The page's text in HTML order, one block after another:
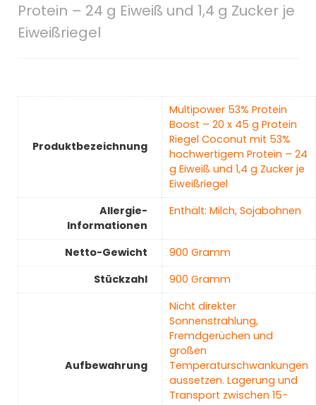
Protein – 24 g Eiweiß und 1,4 g Zucker je
Eiweißriegel
Produktbezeichnung
‎Multipower 53% Protein
Boost – 20 x 45 g Protein
Riegel Coconut mit 53%
hochwertigem Protein – 24
g Eiweiß und 1,4 g Zucker je
Eiweißriegel
Allergie-
Informationen
‎Enthält: Milch, Sojabohnen
Netto-Gewicht
‎900 Gramm
Stückzahl
‎900 Gramm
Aufbewahrung
‎Nicht direkter
Sonnenstrahlung,
Fremdgerüchen und
großen
Temperaturschwankungen
aussetzen. Lagerung und
Transport zwischen 15-